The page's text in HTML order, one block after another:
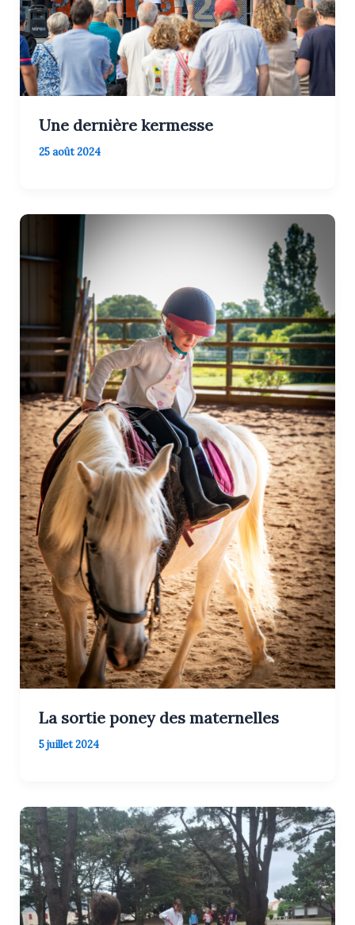
Une dernière kermesse
25 août 2024
La sortie poney des maternelles
5 juillet 2024